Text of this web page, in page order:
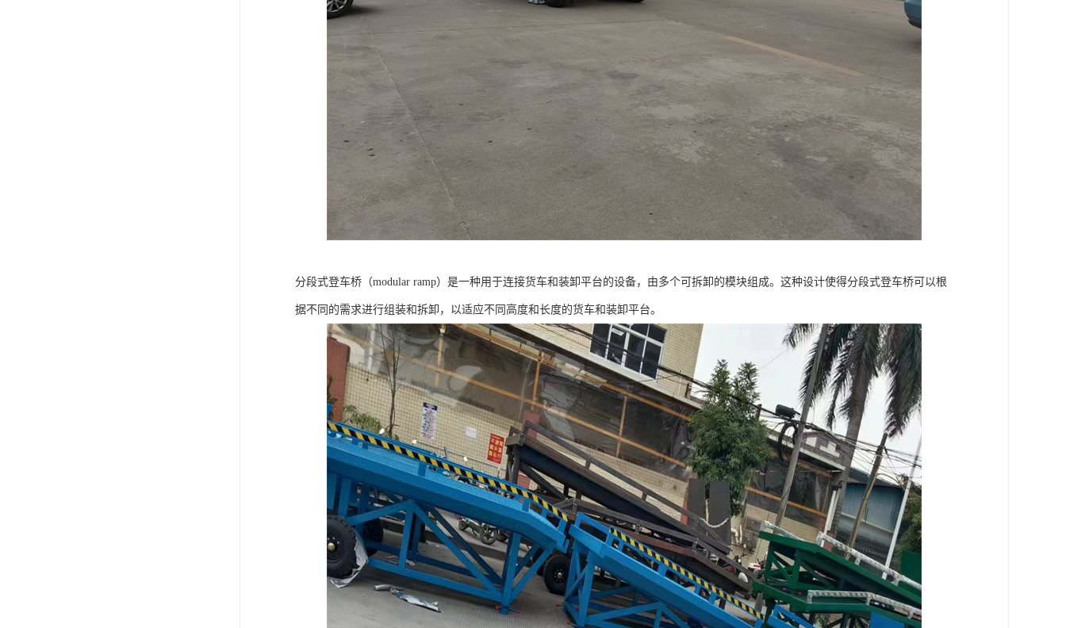
分段式登车桥（modular ramp）是一种用于连接货车和装卸平台的设备，由多个可拆卸的模块组成。这种设计使得分段式登车桥可以根
据不同的需求进行组装和拆卸，以适应不同高度和长度的货车和装卸平台。